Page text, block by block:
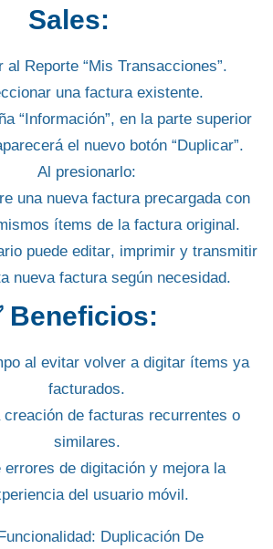
Sales:
al Reporte “Mis Transacciones”.
una factura existente.
“Información”, en la parte superior
el nuevo botón “Duplicar”.
Al presionarlo:
una nueva factura precargada con
ítems de la factura original.
puede editar, imprimiry transmitir
nueva factura según necesidad.
Beneficios:
al evitar volver a digitar ítems ya
facturados.
creación de facturas recurrentes o
similares.
errores de digitación y mejora la
del usuario móvil.